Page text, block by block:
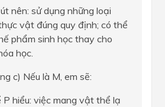
nên: sử dụng những loại
vật đúng quy định; có thể
phẩm sinh học thay cho
học.
c) Nếu là M, em sẽ:
P hiểu: việc mang vật thể lạ